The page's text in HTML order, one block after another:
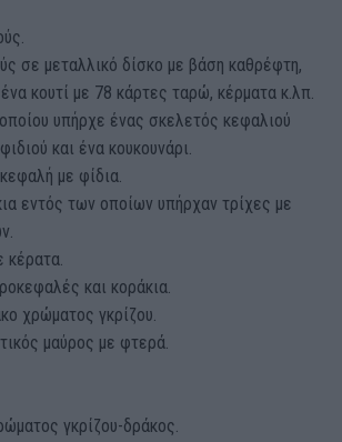
σε μεταλλικό δίσκο με βάση καθρέφτη,
κουτί με 78 κάρτες ταρώ, κέρματα κ.λπ.
υπήρχε ένας σκελετός κεφαλιού
και ένα κουκουνάρι.
με φίδια.
εντός των οποίων υπήρχαν τρίχες με
κέρατα.
και κοράκια.
χρώματος γκρίζου.
μαύρος με φτερά.
γκρίζου-δράκος.